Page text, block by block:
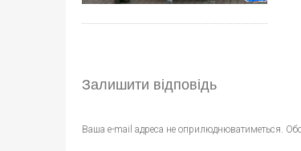
Залишити відповідь
Ваша e-mail адреса не оприлюднюватиметься.